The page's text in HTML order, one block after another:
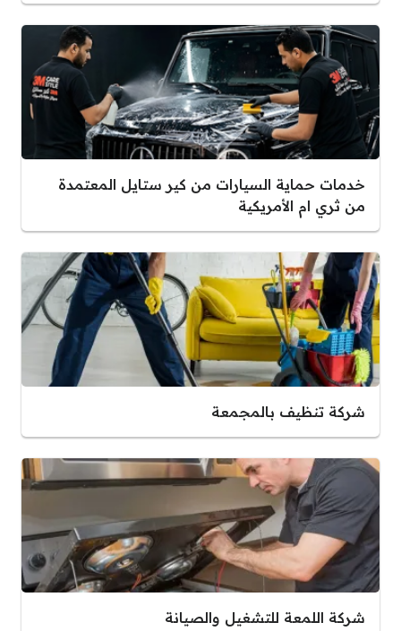
خدمات حماية السيارات من كير ستايل المعتمدة
من ثري ام الأمريكية
شركة تنظيف بالمجمعة
شركة اللمعة للتشغيل والصيانة